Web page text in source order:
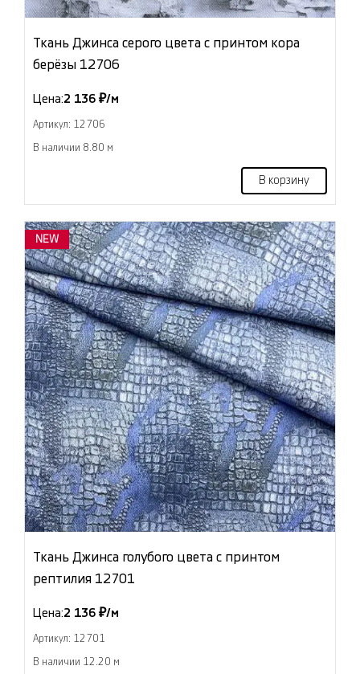
Ткань Джинса серого цвета с принтом кора
берёзы 12706
Цена:2 136 ₽/м
Артикул: 12706
В наличии 8.80 м
В корзину
NEW
Ткань Джинса голубого цвета с принтом
рептилия 12701
Цена:2 136 ₽/м
Артикул: 12701
В наличии 12.20 м